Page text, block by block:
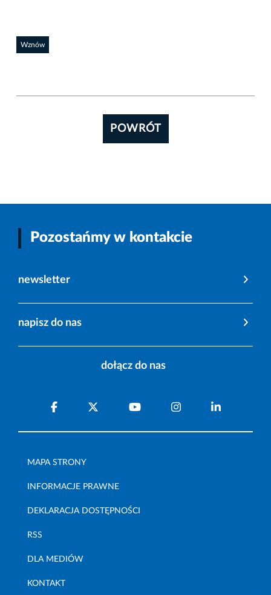
Wznów
POWRÓT
Pozostańmy w kontakcie
newsletter
napisz do nas
dołącz do nas
MAPA STRONY
INFORMACJE PRAWNE
DEKLARACJA DOSTĘPNOŚCI
RSS
DLA MEDIÓW
KONTAKT